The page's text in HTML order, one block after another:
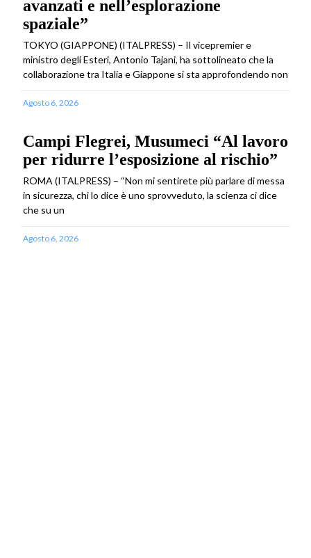
avanzati e nell’esplorazione
spaziale”
TOKYO (GIAPPONE) (ITALPRESS) – Il vicepremier e
ministro degli Esteri, Antonio Tajani, ha sottolineato che la
collaborazione tra Italia e Giappone si sta approfondendo non
Agosto 6, 2026
Campi Flegrei, Musumeci “Al lavoro
per ridurre l’esposizione al rischio”
ROMA (ITALPRESS) – “Non mi sentirete più parlare di messa
in sicurezza, chi lo dice è uno sprovveduto, la scienza ci dice
che su un
Agosto 6, 2026